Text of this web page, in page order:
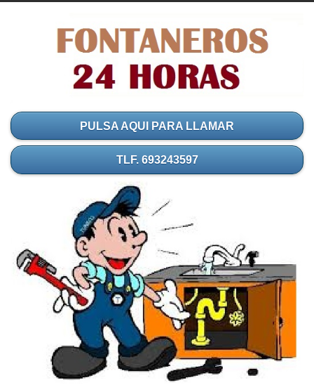
PULSA AQUI PARA LLAMAR
TLF. 693243597